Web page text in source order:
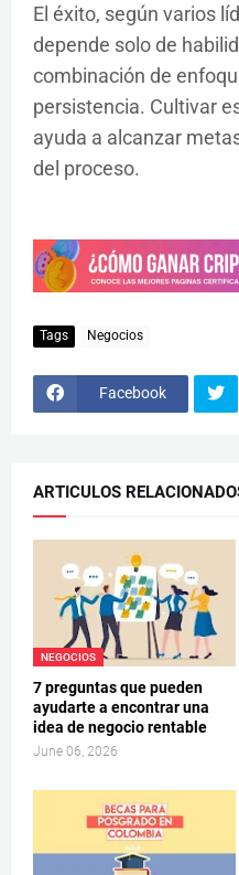
El éxito, según varios
depende solo de
combinación de
persistencia. Cultivar
ayuda a alcanzar
del proceso.
Tags Negocios
Facebook
ARTICULOS
NEGOCIOS
7 preguntas que pueden
ayudarte a encontrar una
idea de negocio rentable
June 06, 2026